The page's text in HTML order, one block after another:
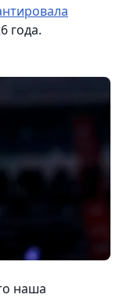
года.
наша